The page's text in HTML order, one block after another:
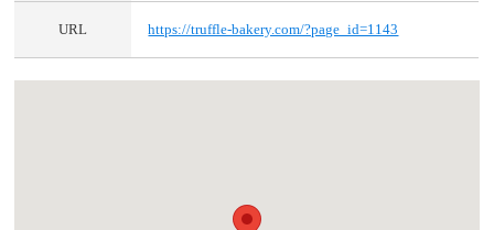
URL https://truffle-bakery.com/?page_id=1143